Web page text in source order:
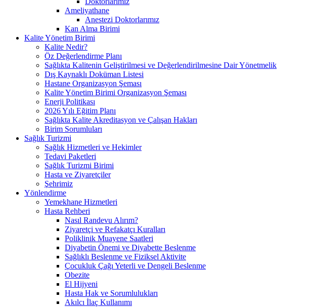
Ameliyathane
Anestezi Doktorlarımız
Kan Alma Birimi
Kalite Yönetim Birimi
Kalite Nedir?
Öz Değerlendirme Planı
Sağlıkta Kalitenin Geliştirilmesi ve Değerlendirilmesine Dair Yönetmelik
Dış Kaynaklı Doküman Listesi
Hastane Organizasyon Şeması
Kalite Yönetim Birimi Organizasyon Şeması
Enerji Politikası
2026 Yılı Eğitim Planı
Sağlıkta Kalite Akreditasyon ve Çalışan Hakları
Birim Sorumluları
Sağlık Turizmi
Sağlık Hizmetleri ve Hekimler
Tedavi Paketleri
Sağlık Turizmi Birimi
Hasta ve Ziyaretçiler
Şehrimiz
Yönlendirme
Yemekhane Hizmetleri
Hasta Rehberi
Nasıl Randevu Alırım?
Ziyaretçi ve Refakatçı Kuralları
Poliklinik Muayene Saatleri
Diyabetin Önemi ve Diyabette Beslenme
Sağlıklı Beslenme ve Fiziksel Aktivite
Çocukluk Çağı Yeterli ve Dengeli Beslenme
Obezite
El Hijyeni
Hasta Hak ve Sorumlulukları
Akılcı İlaç Kullanımı